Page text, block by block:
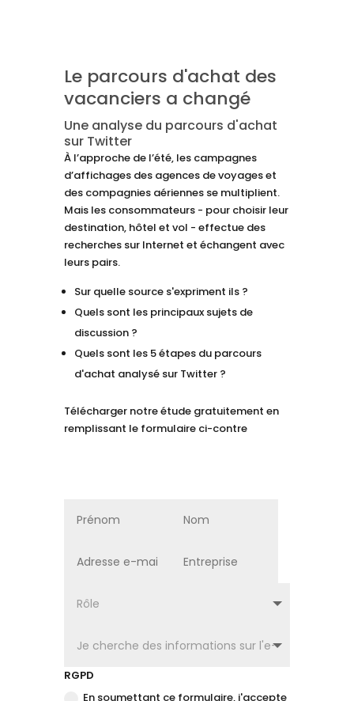
Le parcours d'achat des
vacanciers a changé
Une analyse du parcours d'achat
sur Twitter
À l’approche de l’été, les campagnes
d’affichages des agences de voyages et
des compagnies aériennes se multiplient.
Mais les consommateurs - pour choisir leur
destination, hôtel et vol - effectue des
recherches sur Internet et échangent avec
leurs pairs.
Sur quelle source s'expriment ils ?
Quels sont les principaux sujets de
discussion ?
Quels sont les 5 étapes du parcours
d'achat analysé sur Twitter ?
Télécharger notre étude gratuitement en
remplissant le formulaire ci-contre
RGPD
En soumettant ce formulaire, j'accepte